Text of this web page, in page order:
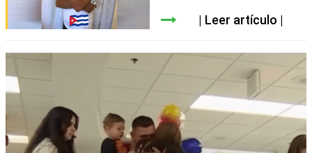
Leer artículo